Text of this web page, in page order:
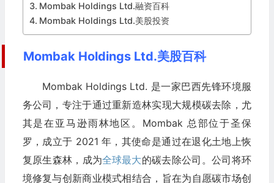
Mombak Holdings Ltd.融资百科
Mombak Holdings Ltd.美股投资
Mombak Holdings Ltd.美股百科
Mombak Holdings Ltd. 是一家巴西先锋环境服
务公司，专注于通过重新造林实现大规模碳去除，尤
其是在亚马逊雨林地区。Mombak 总部位于圣保
罗，成立于 2021 年，其使命是通过在退化土地上恢
复原生森林，成为全球最大的碳去除公司。公司将环
境修复与创新商业模式相结合，旨在为自愿碳市场创